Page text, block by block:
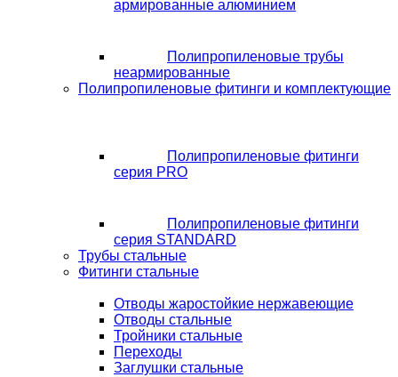
армированные алюминием
Полипропиленовые трубы
неармированные
Полипропиленовые фитинги и комплектующие
Полипропиленовые фитинги
серия PRO
Полипропиленовые фитинги
серия STANDARD
Трубы стальные
Фитинги стальные
Отводы жаростойкие нержавеющие
Отводы стальные
Тройники стальные
Переходы
Заглушки стальные